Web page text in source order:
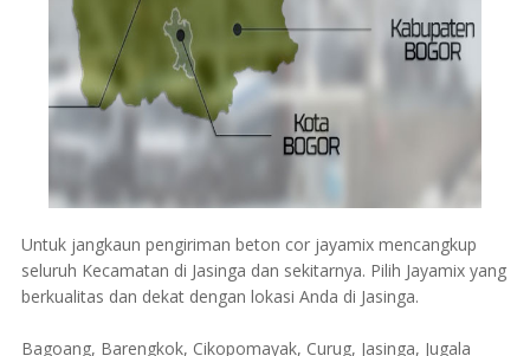
Untuk jangkaun pengiriman beton cor jayamix mencangkup
seluruh Kecamatan di Jasinga dan sekitarnya. Pilih Jayamix yang
berkualitas dan dekat dengan lokasi Anda di Jasinga.
Bagoang, Barengkok, Cikopomayak, Curug, Jasinga, Jugala